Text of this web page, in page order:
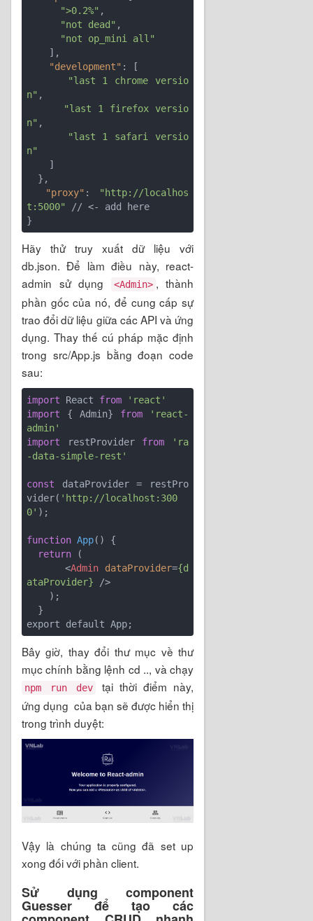
">0.2%" ,
"not dead" ,
"not op_mini all"
"development" : [
"last 1 chrome versio
n" ,
"last 1 firefox versio
n" ,
"last 1 safari versio
n"
"proxy" :
"http://localhos
t:5000"
// <- add here
Hãy thử truy xuất dữ liệu với
db.json. Để làm điều này, react-
admin sử dụng
<Admin> , thành
phần gốc của nó, để cung cấp sự
trao đổi dữ liệu giữa các API và ứng
dụng. Thay thế cú pháp mặc định
trong src/App.js bằng đoạn code
sau:
import React from
'react'
import { Admin} from
'react-
admin'
import restProvider from
'ra
-data-simple-rest'
const dataProvider = restPro
vider( 'http://localhost:300
0' );
function App( ) {
return (
<Admin dataProvider={d
ataProvider} />
export default App;
Bây giờ, thay đổi thư mục về thư
mục chính bằng lệnh cd .., và chạy
npm run dev
tại thời điểm này,
ứng dụng của bạn sẽ được hiển thị
trong trình duyệt:
Vậy là chúng ta cũng đã set up
xong đối với phần client.
Sử dụng component
Guesser để tạo các